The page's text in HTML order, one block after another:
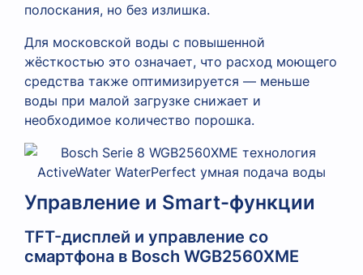
полоскания, но без излишка.
Для московской воды с повышенной
жёсткостью это означает, что расход моющего
средства также оптимизируется — меньше
воды при малой загрузке снижает и
необходимое количество порошка.
Управление и Smart-функции
TFT-дисплей и управление со
смартфона в Bosch WGB2560XME